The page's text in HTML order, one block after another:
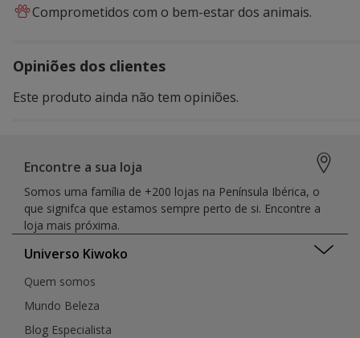
Comprometidos com o bem-estar dos animais.
Opiniões dos clientes
Este produto ainda não tem opiniões.
Encontre a sua loja
Somos uma família de +200 lojas na Península Ibérica, o
que signifca que estamos sempre perto de si. Encontre a
loja mais próxima.
Universo Kiwoko
Quem somos
Mundo Beleza
Blog Especialista